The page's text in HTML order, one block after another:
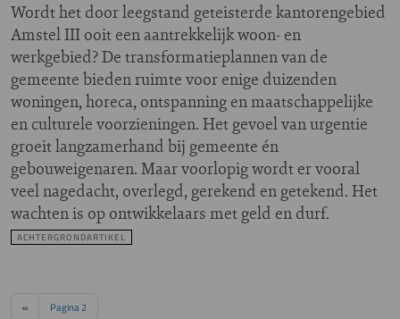
Wordt het door leegstand geteisterde kantorengebied
Amstel III ooit een aantrekkelijk woon- en
werkgebied? De transformatieplannen van de
gemeente bieden ruimte voor enige duizenden
woningen, horeca, ontspanning en maatschappelijke
en culturele voorzieningen. Het gevoel van urgentie
groeit langzamerhand bij gemeente én
gebouweigenaren. Maar voorlopig wordt er vooral
veel nagedacht, overlegd, gerekend en getekend. Het
wachten is op ontwikkelaars met geld en durf.
ACHTERGRONDARTIKEL
Paginering
Vorige pagina
‹‹ Pagina 2